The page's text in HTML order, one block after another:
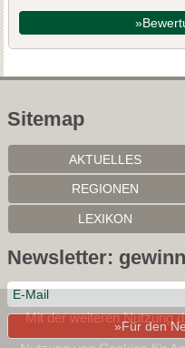
Sitemap
AKTUELLES
REGIONEN
LEXIKON
Newsletter:
»Für den
Mit der weiteren Nutzung